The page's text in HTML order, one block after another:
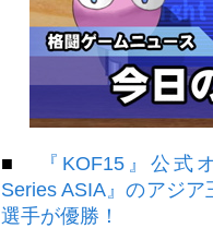
■
『KOF15』公式
Series ASIA』のアジ
選手が優勝！